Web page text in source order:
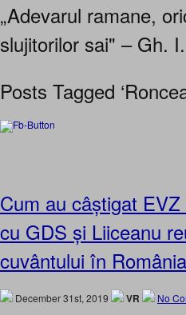
„Adevarul ramane,
slujitorilor sai" – Gh.
Posts Tagged
Cum au câștigat
cu GDS și Liiceanu
cuvântului în
December 31st, 2019 VR No